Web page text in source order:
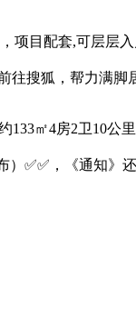
目配套,可层层
搜狐，帮力满
㎡4房2卫10公
✅✅，《通知》